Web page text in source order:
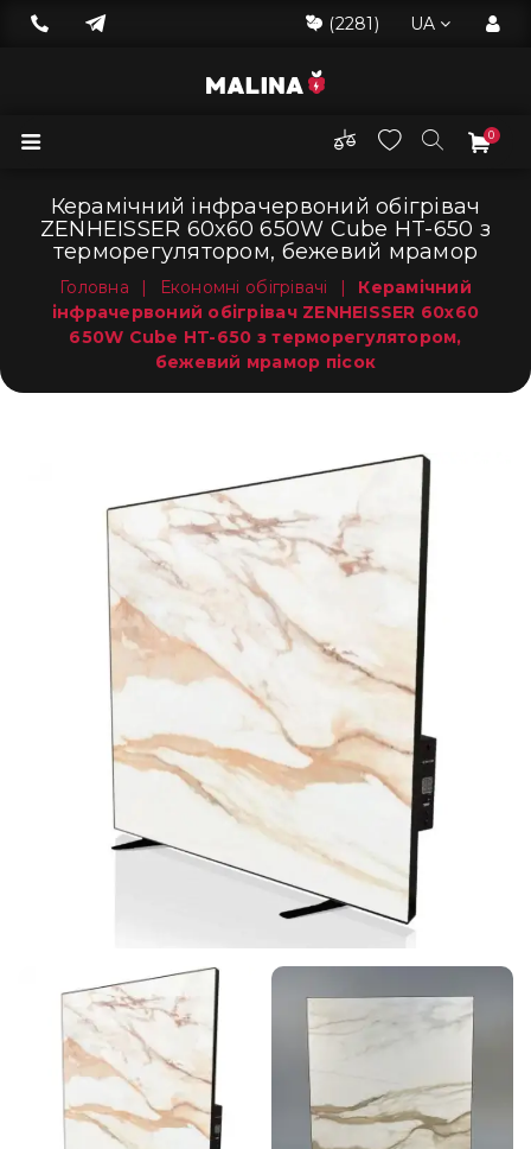
(2281) UA
0
Керамічний інфрачервоний обігрівач
ZENHEISSER 60х60 650W Cube HT-650 з
терморегулятором, бежевий мрамор
Головна | Економні обігрівачі |
Керамічний
інфрачервоний обігрівач ZENHEISSER 60х60
650W Cube HT-650 з терморегулятором,
бежевий мрамор пісок